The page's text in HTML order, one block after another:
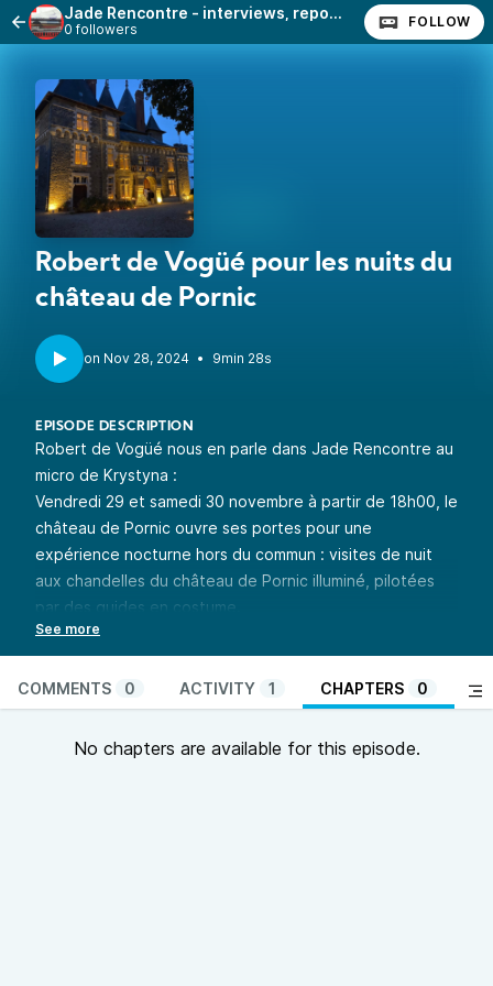
Jade Rencontre - interviews, reportages
0 followers FOLLOW
Robert de Vogüé pour les nuits du
château de Pornic
• 9min 28s
EPISODE DESCRIPTION
Robert de Vogüé nous en parle dans Jade Rencontre au
micro de Krystyna :
Vendredi 29 et samedi 30 novembre à partir de 18h00, le
château de Pornic ouvre ses portes pour une
expérience nocturne hors du commun : visites de nuit
aux chandelles du château de Pornic illuminé, pilotées
par des guides en costume.
Au programme:
1h de visite
Accueil costumé par les bénévoles de l’Association de
Sauvegarde du Vieux Pornic
Départ toutes les 15 min
COMMENTS 0 ACTIVITY 1 CHAPTERS 0
No chapters are available for this episode.